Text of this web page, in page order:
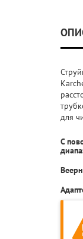
для
С